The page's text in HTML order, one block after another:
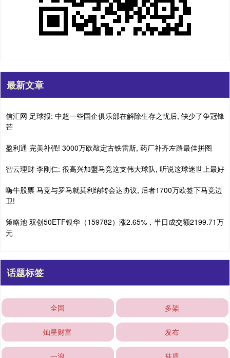
最新文章
信汇网 足球报: 中超一些国企俱乐部在解除生存之忧后, 缺少了争冠锋
芒
盈利通 完美补强! 3000万欧敲定古铁雷斯, 药厂补齐左路最佳拼图
智云理财 李刚仁: 很高兴加盟马竞这支伟大球队, 听说这球迷世上最好
嗨牛股票 马竞与罗马就莫利纳转会达协议, 后者1700万欧签下马竞边
卫!
策略池 双创50ETF银华（159782）涨2.65%，半日成交额2199.71万
元
话题标签
全国 多架
灿星财富 发布
一浪 菇质